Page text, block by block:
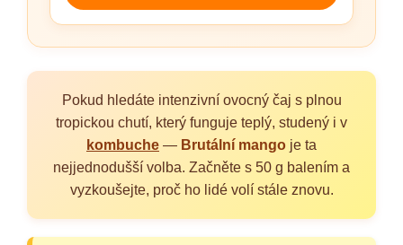
Pokud hledáte intenzivní ovocný čaj s plnou
tropickou chutí, který funguje teplý, studený i v
kombuche — Brutální mango je ta
nejjednodušší volba. Začněte s 50 g balením a
vyzkoušejte, proč ho lidé volí stále znovu.